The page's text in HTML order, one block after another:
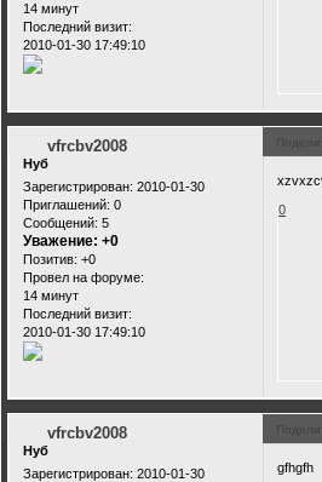
14 минут
Последний визит:
2010-01-30 17:49:10
vfrcbv2008
Нуб
Зарегистрирован: 2010-01-30
Приглашений: 0
Сообщений: 5
Уважение: +0
Позитив: +0
Провел на форуме:
14 минут
Последний визит:
2010-01-30 17:49:10
0
vfrcbv2008
Нуб
Зарегистрирован: 2010-01-30
gfhgfh